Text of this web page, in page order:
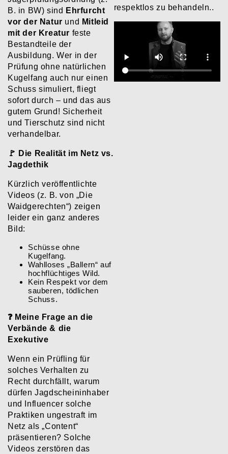
B. in BW) sind Ehrfurcht
vor der Natur und Mitleid
mit der Kreatur feste
Bestandteile der
Ausbildung. Wer in der
Prüfung ohne natürlichen
Kugelfang auch nur einen
Schuss simuliert, fliegt
sofort durch – und das aus
gutem Grund! Sicherheit
und Tierschutz sind nicht
verhandelbar.
​🚩 Die Realität im Netz vs.
Jagdethik
​Kürzlich veröffentlichte
Videos (z. B. von „Die
Waidgerechten“) zeigen
leider ein ganz anderes
Bild:
​Schüsse ohne
Kugelfang.
​Wahlloses „Ballern“ auf
hochflüchtiges Wild.
​Kein Respekt vor dem
sauberen, tödlichen
Schuss.
​❓ Meine Frage an die
Verbände & die
Exekutive
​Wenn ein Prüfling für
solches Verhalten zu
Recht durchfällt, warum
dürfen Jagdscheininhaber
und Influencer solche
Praktiken ungestraft im
Netz als „Content“
präsentieren? ​Solche
Videos zerstören das
respektlos zu behandeln..